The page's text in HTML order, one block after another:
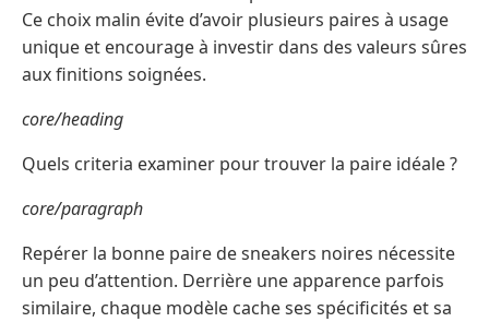
Ce choix malin évite d’avoir plusieurs paires à usage
unique et encourage à investir dans des valeurs sûres
aux finitions soignées.
core/heading
Quels criteria examiner pour trouver la paire idéale ?
core/paragraph
Repérer la bonne paire de sneakers noires nécessite
un peu d’attention. Derrière une apparence parfois
similaire, chaque modèle cache ses spécificités et sa